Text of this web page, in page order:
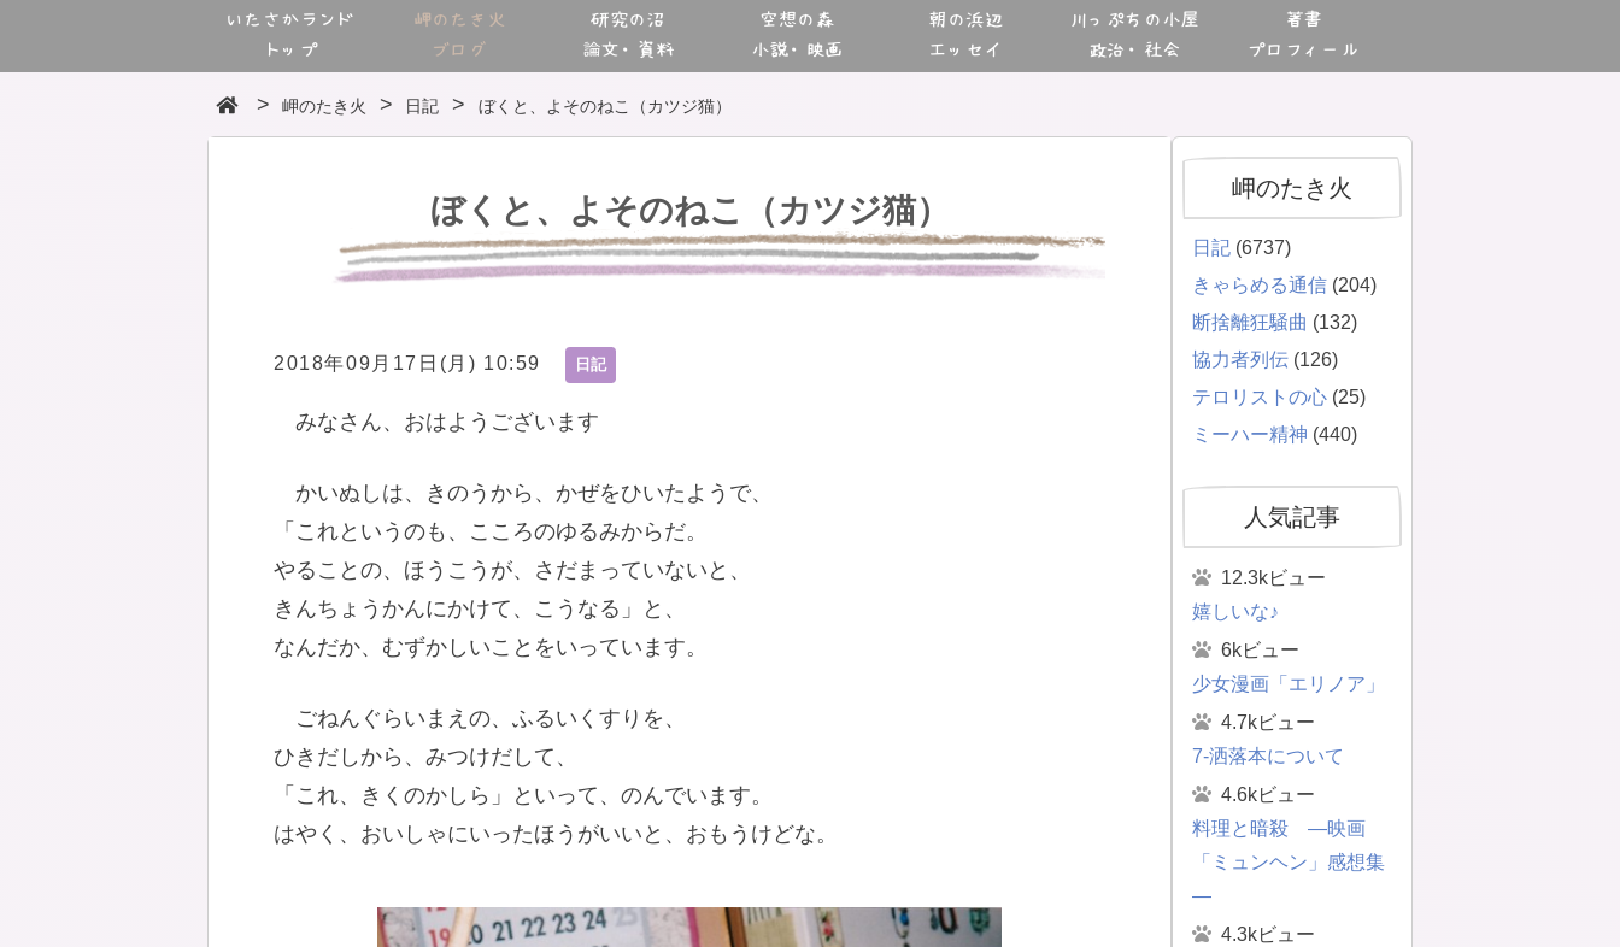
いたさかランド
トップ
岬のたき火
ブログ
研究の沼
論文・資料
空想の森
小説・映画
朝の浜辺
エッセイ
川っぷちの小屋
政治・社会
著書
プロフィール
岬のたき火 日記 ぼくと、よそのねこ（カツジ猫）
ぼくと、よそのねこ（カツジ猫）
2018年09月17日(月) 10:59 日記
みなさん、おはようございます
かいぬしは、きのうから、かぜをひいたようで、
「これというのも、こころのゆるみからだ。
やることの、ほうこうが、さだまっていないと、
きんちょうかんにかけて、こうなる」と、
なんだか、むずかしいことをいっています。
ごねんぐらいまえの、ふるいくすりを、
ひきだしから、みつけだして、
「これ、きくのかしら」といって、のんでいます。
はやく、おいしゃにいったほうがいいと、おもうけどな。
岬のたき火
日記 (6737)
きゃらめる通信 (204)
断捨離狂騒曲 (132)
協力者列伝 (126)
テロリストの心 (25)
ミーハー精神 (440)
人気記事
12.3kビュー
嬉しいな♪
6kビュー
少女漫画「エリノア」
4.7kビュー
7-洒落本について
4.6kビュー
料理と暗殺 ―映画
「ミュンヘン」感想集
―
4.3kビュー